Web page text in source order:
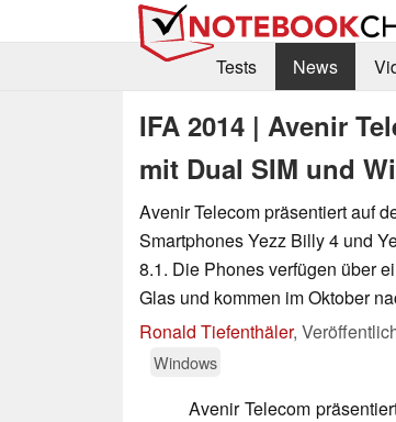
Tests
News
IFA 2014 | Avenir
mit Dual SIM und
Avenir Telecom präsentiert auf
Smartphones Yezz Billy 4 und
8.1. Die Phones verfügen über
Glas und kommen im Oktober
Ronald Tiefenthäler,
Windows
Avenir Telecom